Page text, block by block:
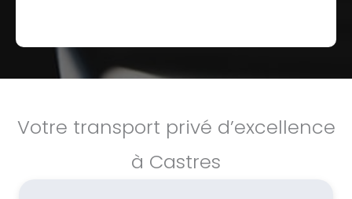
Votre transport privé d’excellence
à Castres